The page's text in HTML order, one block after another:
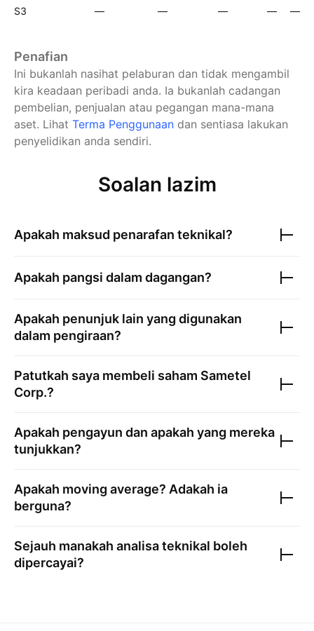
S3 — — — — —
Penafian
Ini bukanlah nasihat pelaburan dan tidak mengambil
kira keadaan peribadi anda. Ia bukanlah cadangan
pembelian, penjualan atau pegangan mana-mana
aset. Lihat Terma Penggunaan dan sentiasa lakukan
penyelidikan anda sendiri.
Soalan lazim
Apakah maksud penarafan teknikal?
Apakah pangsi dalam dagangan?
Apakah penunjuk lain yang digunakan
dalam pengiraan?
Patutkah saya membeli saham Sametel
Corp.?
Apakah pengayun dan apakah yang mereka
tunjukkan?
Apakah moving average? Adakah ia
berguna?
Sejauh manakah analisa teknikal boleh
dipercayai?